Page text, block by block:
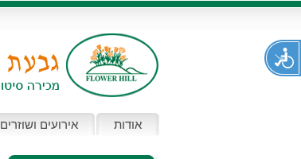
אודות אירועים ושוזרים